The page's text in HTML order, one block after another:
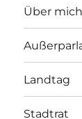
Über mich
Landtag
Stadtrat